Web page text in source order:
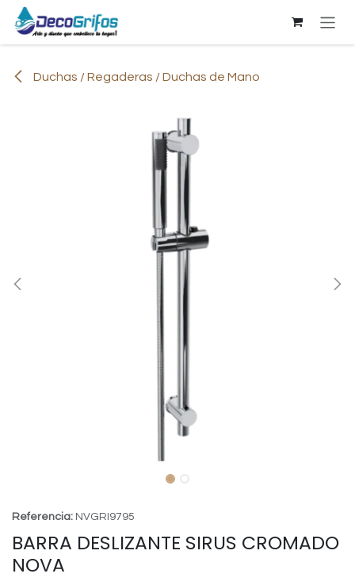
Ir al contenido
Duchas / Regaderas / Duchas de Mano
Referencia: NVGRI9795
BARRA DESLIZANTE SIRUS CROMADO
NOVA